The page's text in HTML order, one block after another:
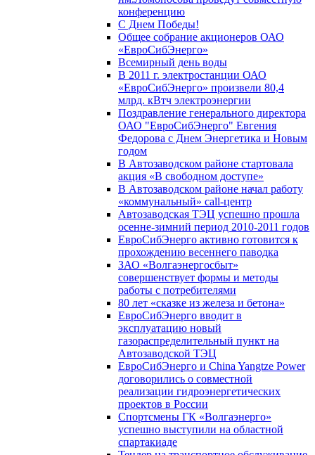
конференцию
С Днем Победы!
Общее собрание акционеров ОАО
«ЕвроСибЭнерго»
Всемирный день воды
В 2011 г. электростанции ОАО
«ЕвроСибЭнерго» произвели 80,4
млрд. кВтч электроэнергии
Поздравление генерального директора
ОАО "ЕвроСибЭнерго" Евгения
Федорова с Днем Энергетика и Новым
годом
В Автозаводском районе стартовала
акция «В свободном доступе»
В Автозаводском районе начал работу
«коммунальный» call-центр
Автозаводская ТЭЦ успешно прошла
осенне-зимний период 2010-2011 годов
ЕвроСибЭнерго активно готовится к
прохождению весеннего паводка
ЗАО «Волгаэнергосбыт»
совершенствует формы и методы
работы с потребителями
80 лет «сказке из железа и бетона»
ЕвроСибЭнерго вводит в
эксплуатацию новый
газораспределительный пункт на
Автозаводской ТЭЦ
ЕвроСибЭнерго и China Yangtze Power
договорились о совместной
реализации гидроэнергетических
проектов в России
Спортсмены ГК «Волгаэнерго»
успешно выступили на областной
спартакиаде